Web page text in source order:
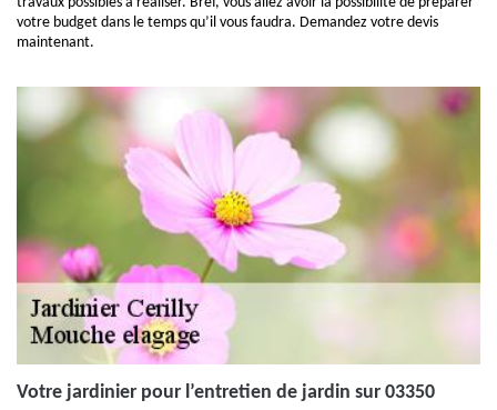
votre budget dans le temps qu’il vous faudra. Demandez votre devis
maintenant.
Votre jardinier pour l’entretien de jardin sur 03350